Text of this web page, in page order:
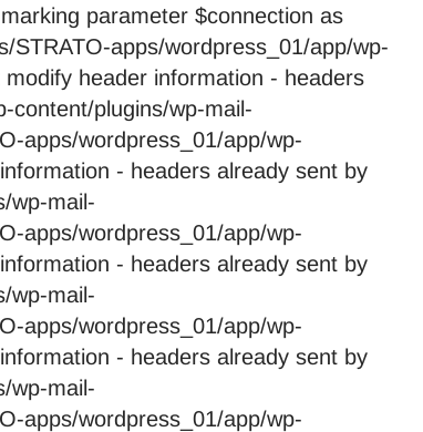
parameter $connection as
apps/wordpress_01/app/wp-
header information - headers
content/plugins/wp-mail-
apps/wordpress_01/app/wp-
- headers already sent by
wp-mail-
apps/wordpress_01/app/wp-
- headers already sent by
wp-mail-
apps/wordpress_01/app/wp-
- headers already sent by
wp-mail-
apps/wordpress_01/app/wp-